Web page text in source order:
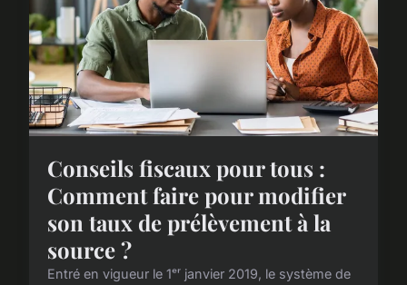
Conseils fiscaux pour tous :
Comment faire pour modifier
son taux de prélèvement à la
source ?
Entré en vigueur le 1ᵉʳ janvier 2019, le système de